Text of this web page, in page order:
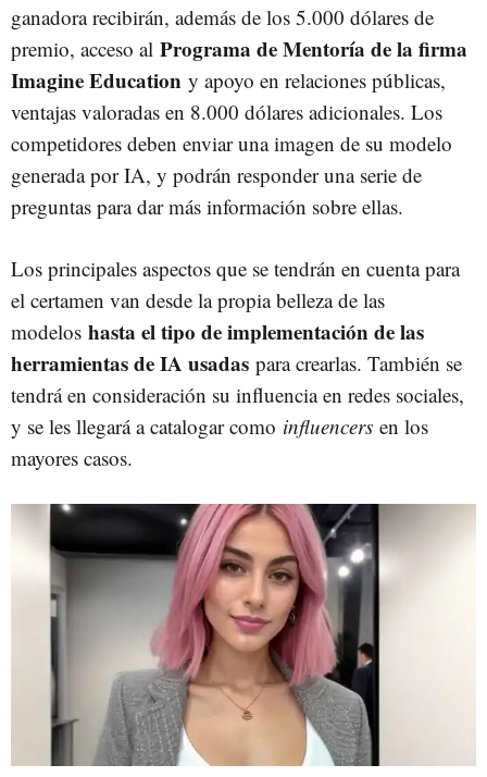
ganadora recibirán, además de los 5.000 dólares de
premio, acceso al Programa de Mentoría de la firma
Imagine Education y apoyo en relaciones públicas,
ventajas valoradas en 8.000 dólares adicionales. Los
competidores deben enviar una imagen de su modelo
generada por IA, y podrán responder una serie de
preguntas para dar más información sobre ellas.
Los principales aspectos que se tendrán en cuenta para
el certamen van desde la propia belleza de las
modelos hasta el tipo de implementación de las
herramientas de IA usadas para crearlas. También se
tendrá en consideración su influencia en redes sociales,
y se les llegará a catalogar como influencers en los
mayores casos.